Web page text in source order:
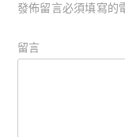
發佈留言必須填寫的
留言